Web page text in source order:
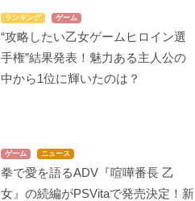
ランキング ゲーム
“攻略したい乙女ゲームヒロイン選
手権”結果発表！魅力ある主人公の
中から1位に輝いたのは？
ゲーム ニュース
拳で愛を語るADV『喧嘩番長 乙
女』の続編がPSVitaで発売決定！新